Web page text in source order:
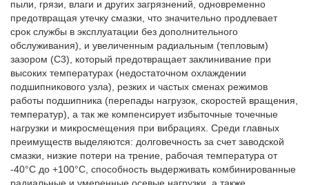
пыли, грязи, влаги и других загрязнений, одновременно
предотвращая утечку смазки, что значительно продлевает
срок службы в эксплуатации без дополнительного
обслуживания), и увеличенным радиальным (тепловым)
зазором (C3), который предотвращает заклинивание при
высоких температурах (недостаточном охлаждении
подшипникового узла), резких и частых сменах режимов
работы подшипника (перепады нагрузок, скоростей вращения,
температур), а так же компенсирует избыточные точечные
нагрузки и микросмещения при вибрациях. Среди главных
преимуществ выделяются: долговечность за счет заводской
смазки, низкие потери на трение, рабочая температура от
-40°C до +100°C, способность выдерживать комбинированные